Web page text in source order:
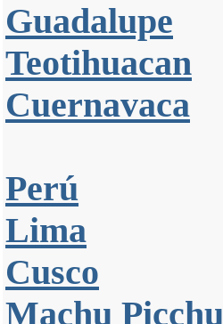
Guadalupe
Teotihuacan
Cuernavaca
Perú
Lima
Cusco
Machu Picchu